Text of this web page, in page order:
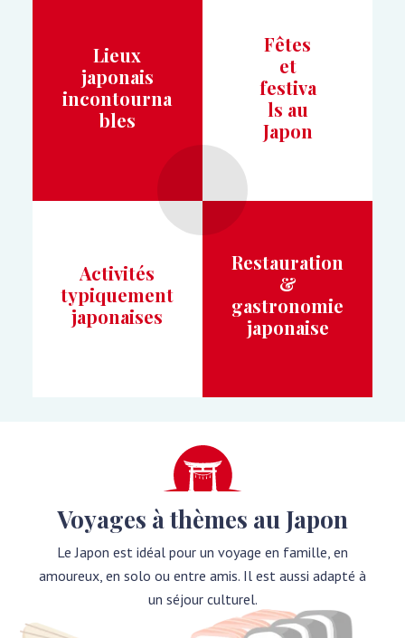
Lieux
japonais
incontourna
bles
Fêtes
et
festiva
ls au
Japon
Activités
typiquement
japonaises
Restauration
&
gastronomie
japonaise
Voyages à thèmes au Japon
Le Japon est idéal pour un voyage en famille, en
amoureux, en solo ou entre amis. Il est aussi adapté à
un séjour culturel.